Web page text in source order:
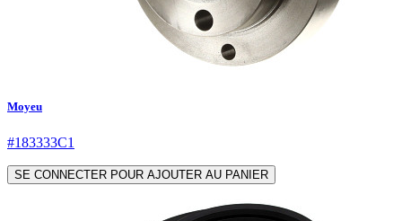
Moyeu
#183333C1
SE CONNECTER POUR AJOUTER AU PANIER